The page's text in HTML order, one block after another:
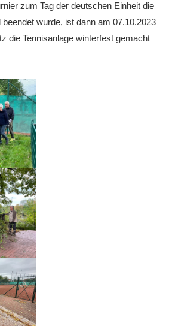
2025/2026
zum Tag der deutschen Einheit die
wurde, ist dann am 07.10.2023
die Tennisanlage winterfest gemacht